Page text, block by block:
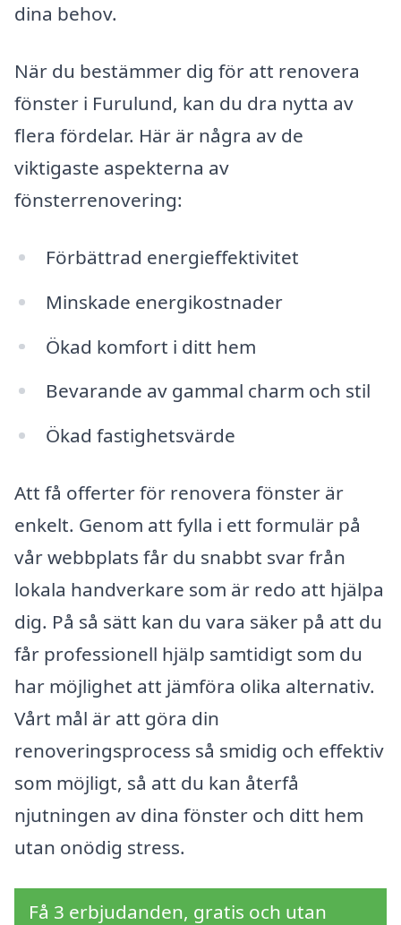
dina behov.
När du bestämmer dig för att renovera
fönster i Furulund, kan du dra nytta av
flera fördelar. Här är några av de
viktigaste aspekterna av
fönsterrenovering:
Förbättrad energieffektivitet
Minskade energikostnader
Ökad komfort i ditt hem
Bevarande av gammal charm och stil
Ökad fastighetsvärde
Att få offerter för renovera fönster är
enkelt. Genom att fylla i ett formulär på
vår webbplats får du snabbt svar från
lokala handverkare som är redo att hjälpa
dig. På så sätt kan du vara säker på att du
får professionell hjälp samtidigt som du
har möjlighet att jämföra olika alternativ.
Vårt mål är att göra din
renoveringsprocess så smidig och effektiv
som möjligt, så att du kan återfå
njutningen av dina fönster och ditt hem
utan onödig stress.
Få 3 erbjudanden, gratis och utan